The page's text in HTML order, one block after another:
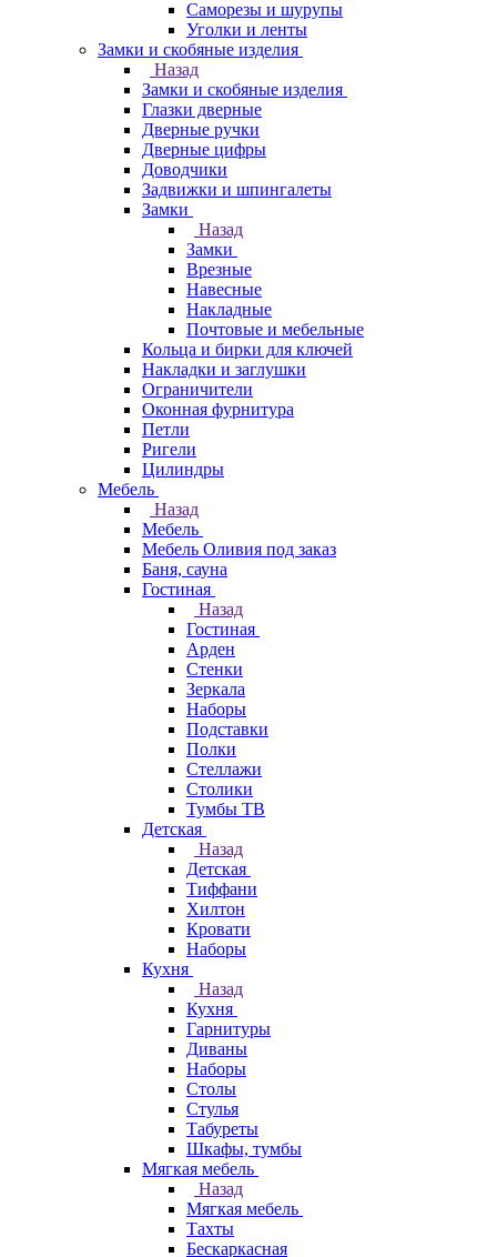
Саморезы и шурупы
Уголки и ленты
Замки и скобяные изделия
Назад
Замки и скобяные изделия
Глазки дверные
Дверные ручки
Дверные цифры
Доводчики
Задвижки и шпингалеты
Замки
Назад
Замки
Врезные
Навесные
Накладные
Почтовые и мебельные
Кольца и бирки для ключей
Накладки и заглушки
Ограничители
Оконная фурнитура
Петли
Ригели
Цилиндры
Мебель
Назад
Мебель
Мебель Оливия под заказ
Баня, сауна
Гостиная
Назад
Гостиная
Арден
Стенки
Зеркала
Наборы
Подставки
Полки
Стеллажи
Столики
Тумбы ТВ
Детская
Назад
Детская
Тиффани
Хилтон
Кровати
Наборы
Кухня
Назад
Кухня
Гарнитуры
Диваны
Наборы
Столы
Стулья
Табуреты
Шкафы, тумбы
Мягкая мебель
Назад
Мягкая мебель
Тахты
Бескаркасная